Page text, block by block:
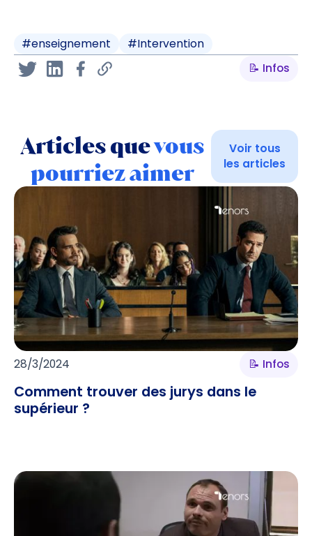
#enseignement #Intervention
📝 Infos
Articles quevous
pourriez aimer
Voir tous
les articles
28/3/2024 📝 Infos
Comment trouver des jurys dans le
supérieur ?